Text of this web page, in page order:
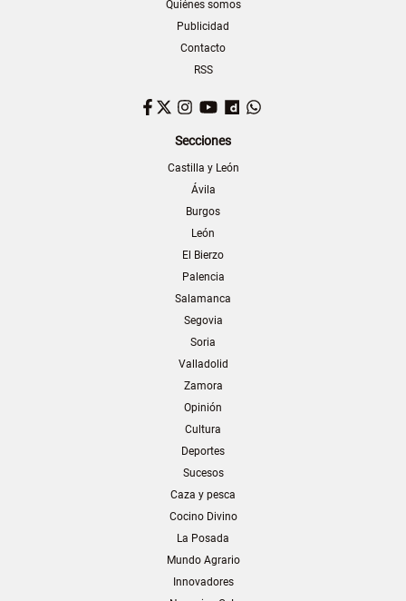
Quiénes somos
Publicidad
Contacto
RSS
Facebook
TwitterInstagram
YouTubeDailymotion
Secciones
Castilla y León
Ávila
Burgos
León
El Bierzo
Palencia
Salamanca
Segovia
Soria
Valladolid
Zamora
Opinión
Cultura
Deportes
Sucesos
Caza y pesca
Cocino Divino
La Posada
Mundo Agrario
Innovadores